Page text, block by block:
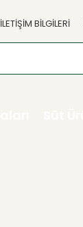
İLETİŞİM BİLGİLERİ